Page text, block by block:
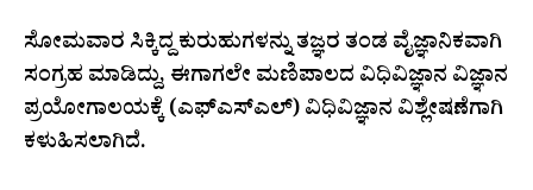
ಸೋಮವಾರ ಸಿಕ್ಕಿದ್ದ ಕುರುಹುಗಳನ್ನು ತಜ್ಞರ ತಂಡ ವೈಜ್ಞಾನಿಕವಾಗಿ
ಸಂಗ್ರಹ ಮಾಡಿದ್ದು, ಈಗಾಗಲೇ ಮಣಿಪಾಲದ ವಿಧಿವಿಜ್ಞಾನ ವಿಜ್ಞಾನ
ಪ್ರಯೋಗಾಲಯಕ್ಕೆ (ಎಫ್‌ಎಸ್‌ಎಲ್) ವಿಧಿವಿಜ್ಞಾನ ವಿಶ್ಲೇಷಣೆಗಾಗಿ
ಕಳುಹಿಸಲಾಗಿದೆ.